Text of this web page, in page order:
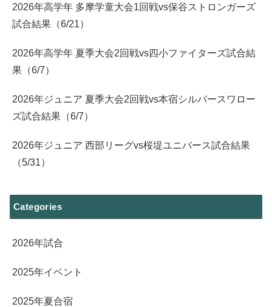
2026年高学年 多摩学童大会1回戦vs保谷ストロンガーズ
試合結果（6/21）
2026年高学年 夏季大会2回戦vs四小ファイターズ試合結
果（6/7）
2026年ジュニア 夏季大会2回戦vs本宿シルバースワロー
ズ試合結果（6/7）
2026年ジュニア 西部リーグvs桜堤ユニバース試合結果
（5/31）
Categories
2026年試合
2025年イベント
2025年夏合宿